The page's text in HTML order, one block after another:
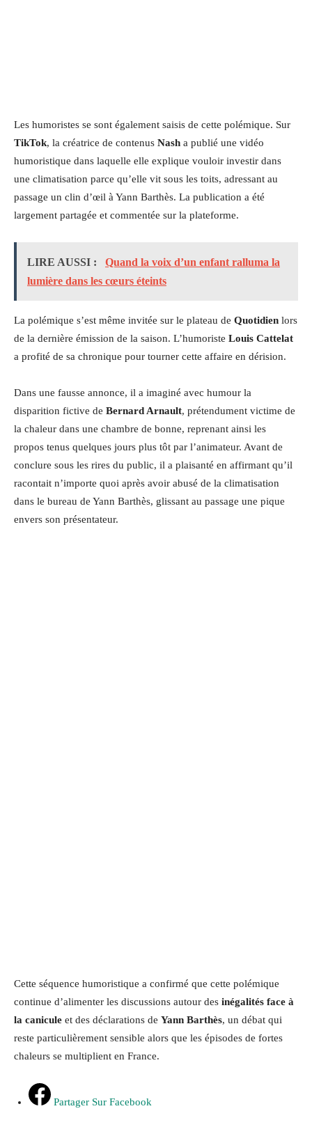
Les humoristes se sont également saisis de cette polémique. Sur
TikTok, la créatrice de contenus Nash a publié une vidéo
humoristique dans laquelle elle explique vouloir investir dans
une climatisation parce qu’elle vit sous les toits, adressant au
passage un clin d’œil à Yann Barthès. La publication a été
largement partagée et commentée sur la plateforme.
LIRE AUSSI :
Quand la voix d’un enfant ralluma la
lumière dans les cœurs éteints
La polémique s’est même invitée sur le plateau de Quotidien lors
de la dernière émission de la saison. L’humoriste Louis Cattelat
a profité de sa chronique pour tourner cette affaire en dérision.
Dans une fausse annonce, il a imaginé avec humour la
disparition fictive de Bernard Arnault, prétendument victime de
la chaleur dans une chambre de bonne, reprenant ainsi les
propos tenus quelques jours plus tôt par l’animateur. Avant de
conclure sous les rires du public, il a plaisanté en affirmant qu’il
racontait n’importe quoi après avoir abusé de la climatisation
dans le bureau de Yann Barthès, glissant au passage une pique
envers son présentateur.
Cette séquence humoristique a confirmé que cette polémique
continue d’alimenter les discussions autour des inégalités face à
la canicule et des déclarations de Yann Barthès, un débat qui
reste particulièrement sensible alors que les épisodes de fortes
chaleurs se multiplient en France.
Partager Sur Facebook